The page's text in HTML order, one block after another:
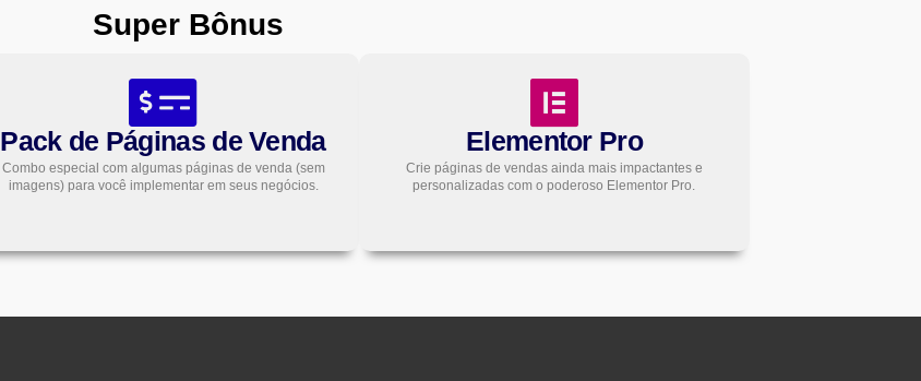
Super Bônus
Pack de Páginas de Venda
Combo especial com algumas páginas de venda (sem
imagens) para você implementar em seus negócios.
Elementor Pro
Crie páginas de vendas ainda mais impactantes e
personalizadas com o poderoso Elementor Pro.